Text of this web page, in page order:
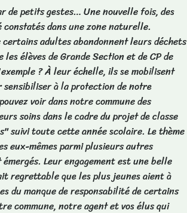
de petits gestes… Une nouvelle fois, des
constatés dans une zone naturelle.
adultes abandonnent leurs déchets
élèves de Grande Section et de CP de
? À leur échelle, ils se mobilisent
sensibiliser à la protection de notre
voir dans notre commune des
soins dans le cadre du projet de classe
suivi toute cette année scolaire. Le thème
eux-mêmes parmi plusieurs autres
Leur engagement est une belle
regrettable que les plus jeunes aient à
du manque de responsabilité de certains
commune, notre agent et vos élus qui